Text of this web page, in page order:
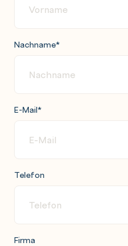
Nachname*
E-Mail*
Telefon
Firma